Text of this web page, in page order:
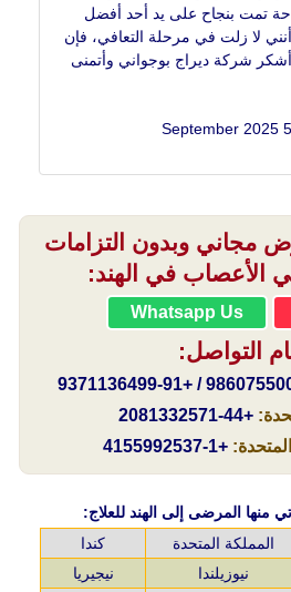
تمت بنجاح على يد أحد أفضل
أنني لا زلت في مرحلة التعافي، فإن
شركة ديراج بوجواني وأتمنى
وبدون التزامات
الأعصاب في الهند:
Whatsapp Us
التواصل:
+44-2081332571
+1-4155992537
منها المرضى إلى الهند للعلاج:
المملكة المتحدة
كندا
نيوزيلندا
نيجيريا